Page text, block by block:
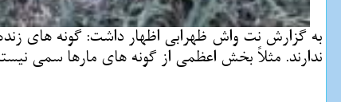
به گزارش نت واش ظهرابی اظهار داشت: گونه های
ندارند. مثلاً بخش اعظمی از گونه های مارها سمی